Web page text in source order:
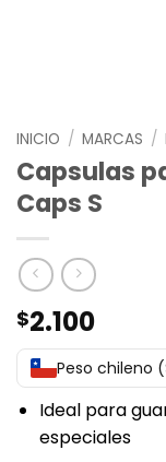
INICIO / MARCAS /
Capsulas
Caps S
$2.100
Peso chileno
Ideal para
especiales